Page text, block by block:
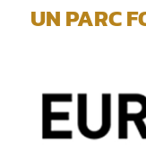
UN PARC